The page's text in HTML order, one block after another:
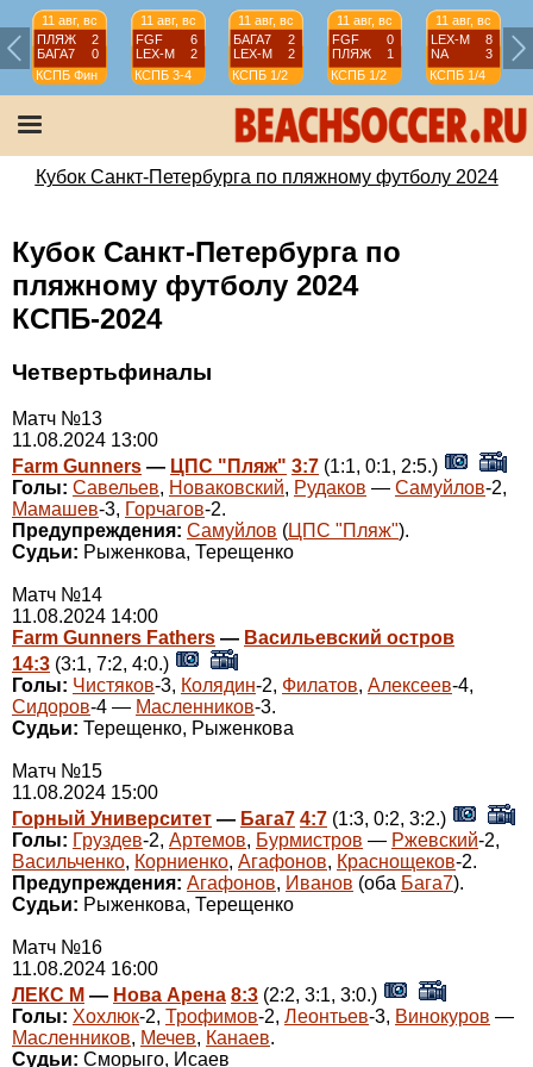
11 авг, вс
ПЛЯЖ
2
БАГА7
0
КСПБ Фин
11 авг, вс
FGF
6
LEX-М
2
КСПБ 3-4
11 авг, вс
БАГА7
2
LEX-М
2
КСПБ 1/2
11 авг, вс
FGF
0
ПЛЯЖ
1
КСПБ 1/2
11 авг, вс
LEX-М
8
NA
3
КСПБ 1/4
Кубок Санкт-Петербурга по пляжному футболу 2024
Кубок Санкт-Петербурга по
пляжному футболу 2024
КСПБ-2024
Четвертьфиналы
Матч №13
11.08.2024 13:00
Farm Gunners — ЦПС "Пляж" 3:7 (1:1, 0:1, 2:5.)
Голы: Савельев, Новаковский, Рудаков — Самуйлов-2,
Мамашев-3, Горчагов-2.
Предупреждения: Самуйлов (ЦПС "Пляж").
Судьи: Рыженкова, Терещенко
Матч №14
11.08.2024 14:00
Farm Gunners Fathers — Васильевский остров
14:3 (3:1, 7:2, 4:0.)
Голы: Чистяков-3, Колядин-2, Филатов, Алексеев-4,
Сидоров-4 — Масленников-3.
Судьи: Терещенко, Рыженкова
Матч №15
11.08.2024 15:00
Горный Университет — Бага7 4:7 (1:3, 0:2, 3:2.)
Голы: Груздев-2, Артемов, Бурмистров — Ржевский-2,
Васильченко, Корниенко, Агафонов, Краснощеков-2.
Предупреждения: Агафонов, Иванов (оба Бага7).
Судьи: Рыженкова, Терещенко
Матч №16
11.08.2024 16:00
ЛЕКС М — Нова Арена 8:3 (2:2, 3:1, 3:0.)
Голы: Хохлюк-2, Трофимов-2, Леонтьев-3, Винокуров —
Масленников, Мечев, Канаев.
Судьи: Сморыго, Исаев